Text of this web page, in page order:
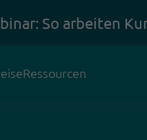
So arbeiten
Ressourcen